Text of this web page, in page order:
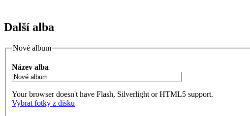
Další alba
Nové album
Název alba
Your browser doesn't have Flash, Silverlight or HTML5 support.
Vybrat fotky z disku